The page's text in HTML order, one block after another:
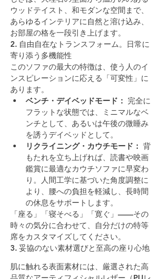
ウッドテイスト、和モダンな空間まで、
あらゆるインテリアに自然と溶け込み、
お部屋の格を一段引き上げます。
2. 自由自在なトランスフォーム。日常に
寄り添う多機能性
このソファの最大の特徴は、使う人のイ
ンスピレーションに応える「可変性」に
あります。
ベンチ・デイベッドモード： 完全に
フラットな状態では、ミニマルなベ
ンチとして、あるいは午後の微睡み
を誘うデイベッドとして。
リクライニング・カウチモード： 背
もたれを立ち上げれば、読書や映画
鑑賞に最適なカウチソファに早変わ
り。人間工学に基づいた角度調整に
より、腰への負担を軽減し、長時間
の休息をサポートします。
「座る」「寝そべる」「寛ぐ」——その
時々の気分に合わせて、自分だけの特等
席をカスタマイズしてください。
3. 妥協のない素材選びと至高の座り心地
肌に触れる表面素材には、厳選された高